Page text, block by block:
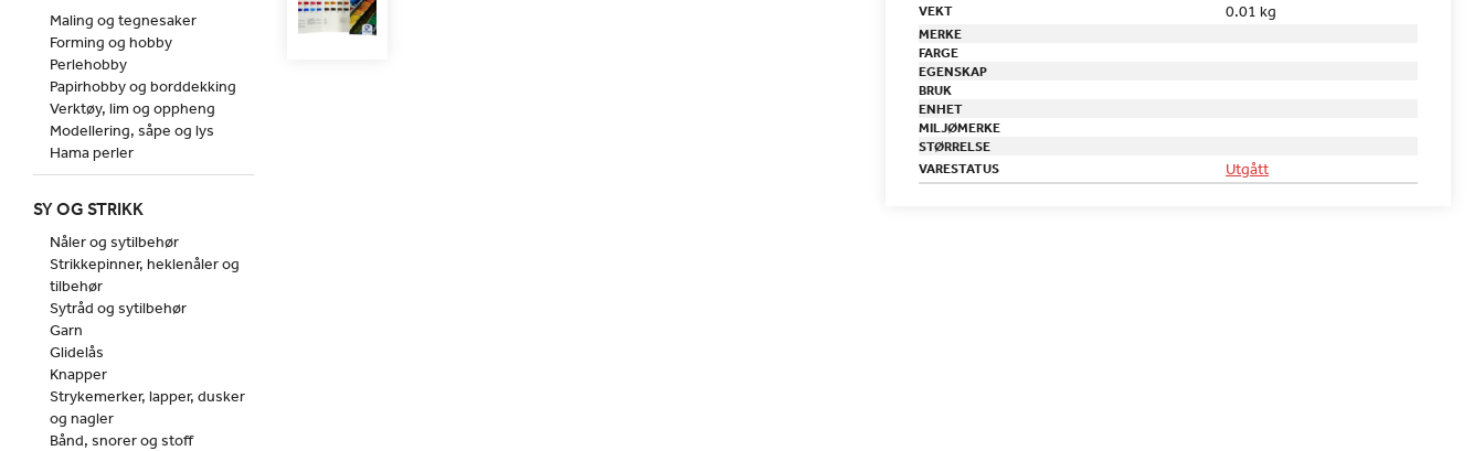
VEKT 0.01 kg
MERKE
FARGE
EGENSKAP
BRUK
ENHET
MILJØMERKE
STØRRELSE
VARESTATUS
Utgått
Maling og tegnesaker
Forming og hobby
Perlehobby
Papirhobby og borddekking
Verktøy, lim og oppheng
Modellering, såpe og lys
Hama perler
SY OG STRIKK
Nåler og sytilbehør
Strikkepinner, heklenåler og
tilbehør
Sytråd og sytilbehør
Garn
Glidelås
Knapper
Strykemerker, lapper, dusker
og nagler
Bånd, snorer og stoff